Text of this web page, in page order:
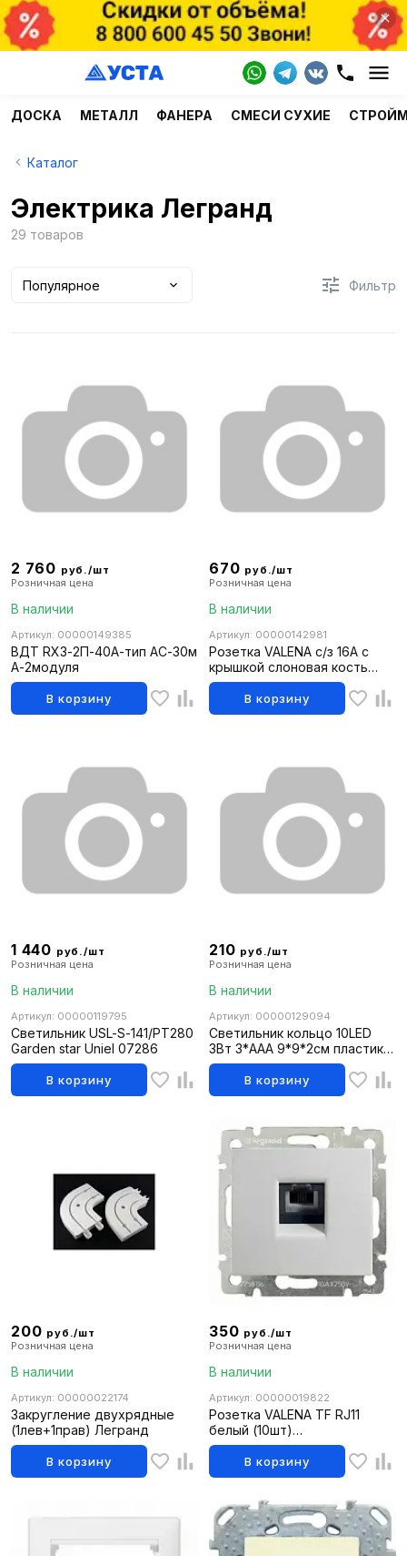
ДОСКА МЕТАЛЛ ФАНЕРА СМЕСИ СУХИЕ
Каталог
Электрика Легранд
29 товаров
Популярное Фильтр
2 760 руб./шт
Розничная цена
В наличии
Артикул: 00000149385
ВДТ RX3-2П-40А-тип АС-30м
А-2модуля
В корзину
670 руб./шт
Розничная цена
В наличии
Артикул: 00000142981
Розетка VALENA с/з 16А с
крышкой слоновая кость
IP44 774120
В корзину
1 440 руб./шт
Розничная цена
В наличии
Артикул: 00000119795
Светильник USL-S-141/PT280
Garden star Uniel 07286
В корзину
210 руб./шт
Розничная цена
В наличии
Артикул: 00000129094
Светильник кольцо 10LED
3Вт 3*ААА 9*9*2см пластик
ЧИНГИСХАН 222-003
В корзину
200 руб./шт
Розничная цена
В наличии
Артикул: 00000022174
Закругление двухрядные
(1лев+1прав) Легранд
В корзину
350 руб./шт
Розничная цена
В наличии
Артикул: 00000019822
Розетка VALENA TF RJ11
белый (10шт)
(10130010\200812\001737\43
ПОРТУГАЛИЯ) 774438
В корзину